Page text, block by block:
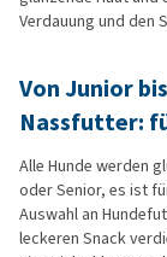
Verdauung und den
Von Junior
Nassfutter:
Alle Hunde werden
oder Senior, es ist
Auswahl an
leckeren Snack